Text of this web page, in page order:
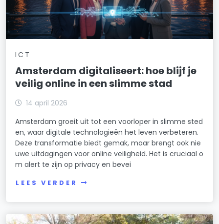
ICT
Amsterdam digitaliseert: hoe blijf je
veilig online in een slimme stad
14 april 2026
Amsterdam groeit uit tot een voorloper in slimme sted
en, waar digitale technologieën het leven verbeteren.
Deze transformatie biedt gemak, maar brengt ook nie
uwe uitdagingen voor online veiligheid. Het is cruciaal o
m alert te zijn op privacy en bevei
LEES VERDER